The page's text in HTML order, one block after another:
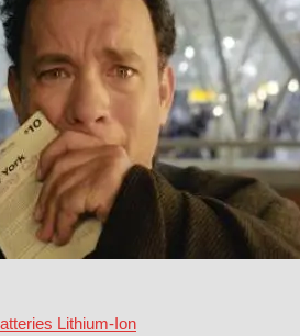
Lithium-Ion